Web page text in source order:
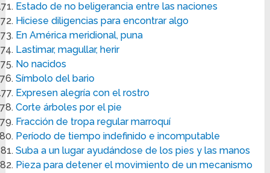
Estado de no beligerancia entre las naciones
Hiciese diligencias para encontrar algo
En América meridional, puna
Lastimar, magullar, herir
No nacidos
Símbolo del bario
Expresen alegría con el rostro
Corte árboles por el pie
Fracción de tropa regular marroquí
Período de tiempo indefinido e incomputable
Suba a un lugar ayudándose de los pies y las manos
Pieza para detener el movimiento de un mecanismo